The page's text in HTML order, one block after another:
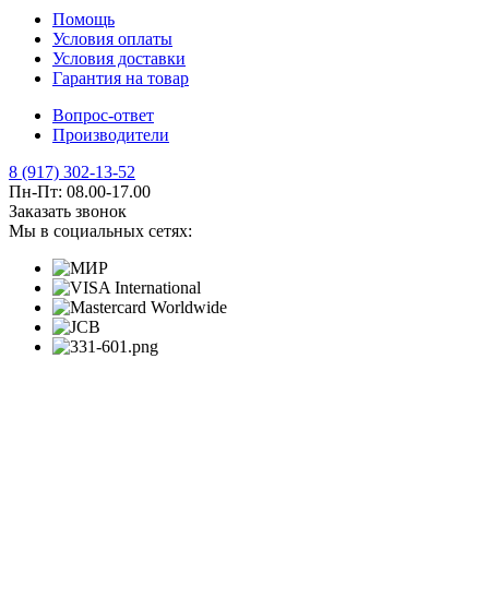
Помощь
Условия оплаты
Условия доставки
Гарантия на товар
Вопрос-ответ
Производители
8 (917) 302-13-52
Пн-Пт: 08.00-17.00
Заказать звонок
Мы в социальных сетях: